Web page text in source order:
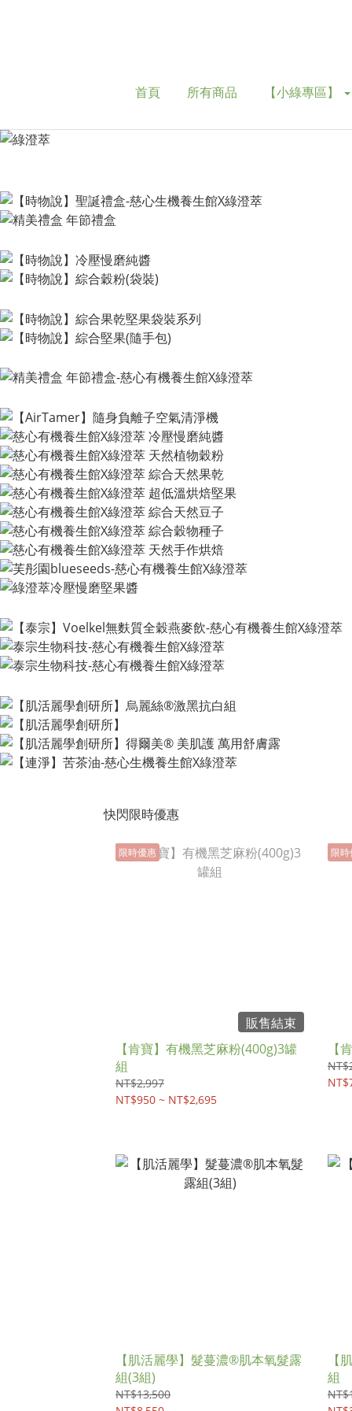
首頁 所有商品 【小綠專區】
快閃限時優惠
限時優惠
販售結束
【肯寶】有機黑芝麻粉(400g)3罐
組
NT$2,997
NT$950 ~ NT$2,695
限時
【
【肌活麗學】髮蔓濃®肌本氧髮露
組(3組)
NT$13,500
【
組